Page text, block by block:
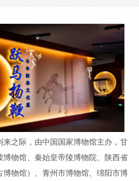
来之际，由中国国家博物馆主办，甘
博物馆、秦始皇帝陵博物院、陕西省
博物馆）、青州市博物馆、绵阳市博